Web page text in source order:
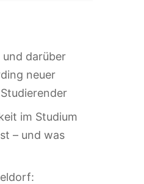
und darüber
neuer
im Studium
– und was